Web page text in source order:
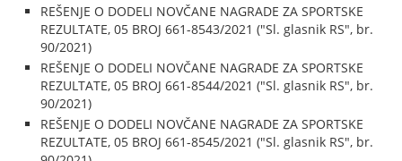
REŠENJE O DODELI NOVČANE NAGRADE ZA SPORTSKE
REZULTATE, 05 BROJ 661-8543/2021 ("Sl. glasnik RS", br.
90/2021)
REŠENJE O DODELI NOVČANE NAGRADE ZA SPORTSKE
REZULTATE, 05 BROJ 661-8544/2021 ("Sl. glasnik RS", br.
90/2021)
REŠENJE O DODELI NOVČANE NAGRADE ZA SPORTSKE
REZULTATE, 05 BROJ 661-8545/2021 ("Sl. glasnik RS", br.